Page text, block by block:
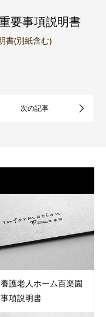
要事項説明書
書(別紙含む)
護老人ホーム百楽園
項説明書